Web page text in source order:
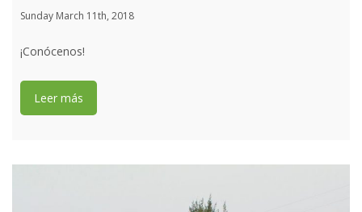
Sunday March 11th, 2018
¡Conócenos!
Leer más